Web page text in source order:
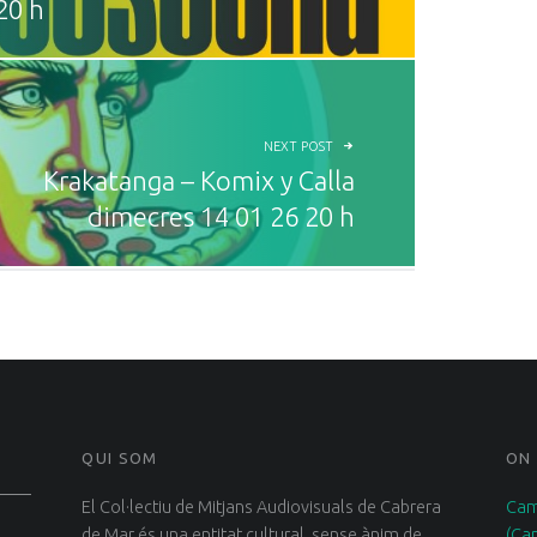
h
NEXT POST
Krakatanga – Komix y Calla
dimecres 14 01 26 20 h
QUI SOM
El Col·lectiu de Mitjans Audiovisuals de Cabrera
ON